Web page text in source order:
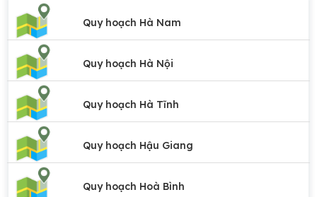
Quy hoạch Hà Nam
Quy hoạch Hà Nội
Quy hoạch Hà Tĩnh
Quy hoạch Hậu Giang
Quy hoạch Hoà Bình